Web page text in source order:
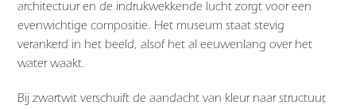
architectuur en de indrukwekkende lucht zorgt voor een
evenwichtige compositie. Het museum staat stevig
verankerd in het beeld, alsof het al eeuwenlang over het
water waakt.
Bij zwartwit verschuift de aandacht van kleur naar structuur,